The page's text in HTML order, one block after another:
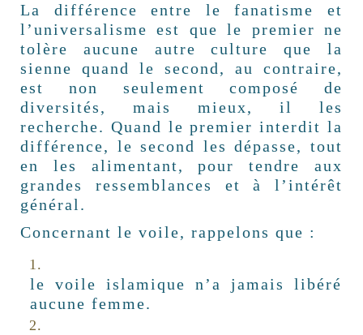
La différence entre le fanatisme et
l’universalisme est que le premier ne
tolère aucune autre culture que la
sienne quand le second, au contraire,
est non seulement composé de
diversités, mais mieux, il les
recherche. Quand le premier interdit la
différence, le second les dépasse, tout
en les alimentant, pour tendre aux
grandes ressemblances et à l’intérêt
général.
Concernant le voile, rappelons que :
le voile islamique n’a jamais libéré
aucune femme.